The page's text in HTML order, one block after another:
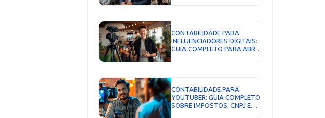
CONTABILIDADE PARA
INFLUENCIADORES DIGITAIS:
GUIA COMPLETO PARA ABRIR
CNPJ, PAGAR MENOS
CONTABILIDADE PARA
YOUTUBER: GUIA COMPLETO
SOBRE IMPOSTOS, CNPJ E
COMO PAGAR MENOS